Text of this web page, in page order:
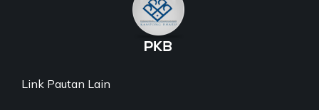
Link Pautan Lain